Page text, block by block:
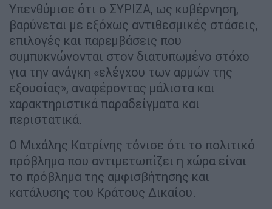
Υπενθύμισε ότι ο ΣΥΡΙΖΑ, ως κυβέρνηση,
βαρύνεται με εξόχως αντιθεσμικές στάσεις,
επιλογές και παρεμβάσεις που
συμπυκνώνονται στον διατυπωμένο στόχο
για την ανάγκη «ελέγχου των αρμών της
εξουσίας», αναφέροντας μάλιστα και
χαρακτηριστικά παραδείγματα και
περιστατικά.
Ο Μιχάλης Κατρίνης τόνισε ότι το πολιτικό
πρόβλημα που αντιμετωπίζει η χώρα είναι
το πρόβλημα της αμφισβήτησης και
κατάλυσης του Κράτους Δικαίου.